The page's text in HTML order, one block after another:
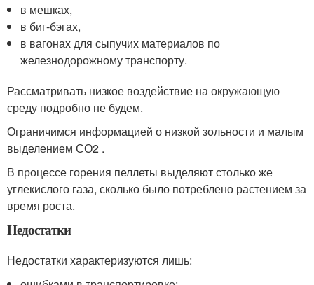
в мешках,
в биг-бэгах,
в вагонах для сыпучих материалов по
железнодорожному транспорту.
Рассматривать низкое воздействие на окружающую
среду подробно не будем.
Ограничимся информацией о низкой зольности и малым
выделением СО2 .
В процессе горения пеллеты выделяют столько же
углекислого газа, сколько было потреблено растением за
время роста.
Недостатки
Недостатки характеризуются лишь: